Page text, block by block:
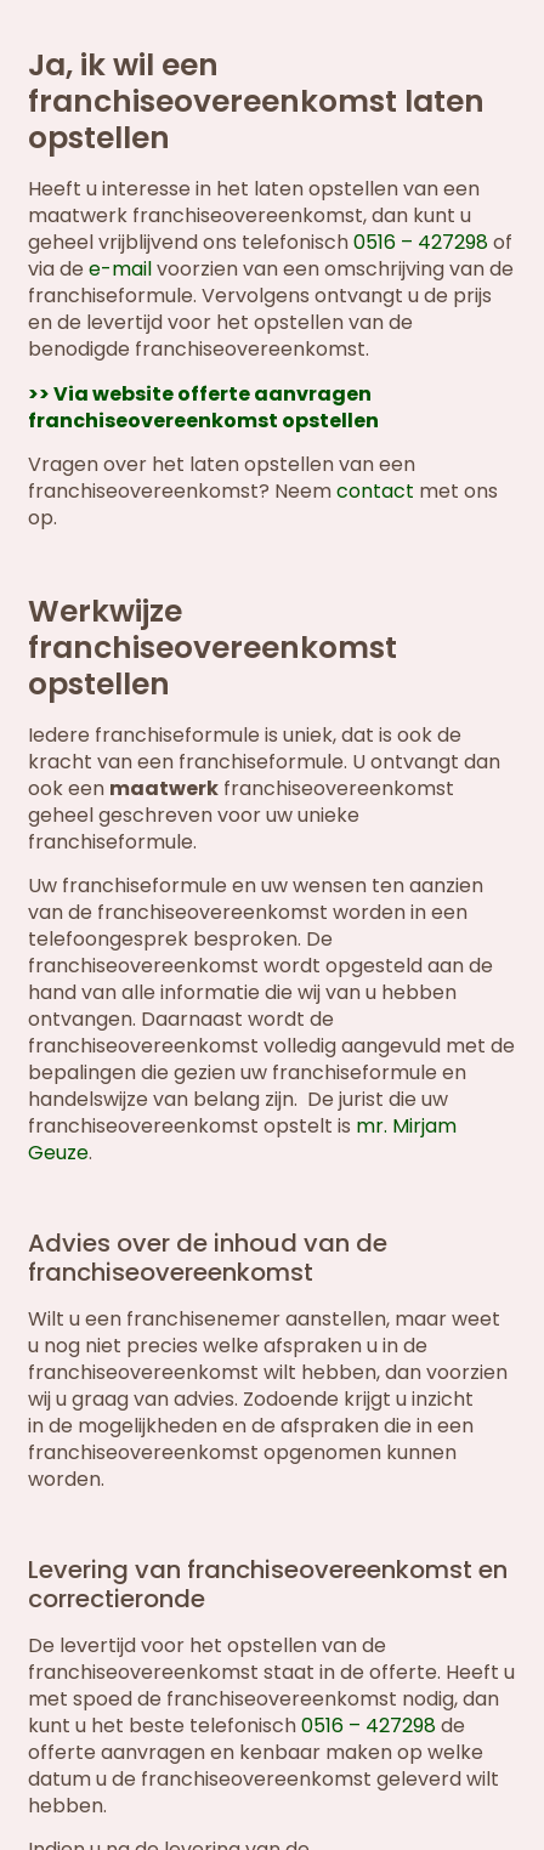
Ja, ik wil een
franchiseovereenkomst laten
opstellen
Heeft u interesse in het laten opstellen van een
maatwerk franchiseovereenkomst, dan kunt u
geheel vrijblijvend ons telefonisch0516 – 427298of
via dee-mailvoorzien van een omschrijving van de
franchiseformule. Vervolgens ontvangt u de prijs
en de levertijd voor het opstellen van de
benodigde franchiseovereenkomst.
>> Via website offerte aanvragen
franchiseovereenkomst opstellen
Vragen over het laten opstellen van een
franchiseovereenkomst? Neemcontact met ons
op.
Werkwijze
franchiseovereenkomst
opstellen
Iedere franchiseformule is uniek, dat is ook de
kracht van een franchiseformule. U ontvangt dan
ook een maatwerk franchiseovereenkomst
geheel geschreven voor uw unieke
franchiseformule.
Uw franchiseformule en uw wensen ten aanzien
van de franchiseovereenkomst worden in een
telefoongesprek besproken. De
franchiseovereenkomst wordt opgesteld aan de
hand van alle informatie die wij van u hebben
ontvangen. Daarnaast wordt de
franchiseovereenkomst volledig aangevuld met de
bepalingen die gezien uw franchiseformule en
handelswijze van belang zijn. De jurist die uw
franchiseovereenkomst opstelt is mr. Mirjam
Geuze.
Advies over de inhoud van de
franchiseovereenkomst
Wilt u een franchisenemer aanstellen, maar weet
u nog niet precies welke afspraken u in de
franchiseovereenkomst wilt hebben, dan voorzien
wij u graag van advies. Zodoende krijgt u inzicht
in de mogelijkheden en de afspraken die in een
franchiseovereenkomst opgenomen kunnen
worden.
Levering van franchiseovereenkomst en
correctieronde
De levertijd voor het opstellen van de
franchiseovereenkomst staat in de offerte. Heeft u
met spoed de franchiseovereenkomst nodig, dan
kunt u het beste telefonisch0516 – 427298de
offerte aanvragen en kenbaar maken op welke
datum u de franchiseovereenkomst geleverd wilt
hebben.